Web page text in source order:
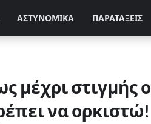
ΑΣΤΥΝΟΜΙΚΑ ΠΑΡΑΤΑΞΕΙΣ
μέχρι στιγμής ο
να ορκιστώ!